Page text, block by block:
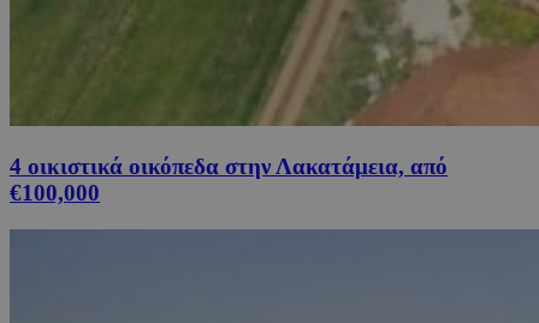
4 οικιστικά οικόπεδα στην Λακατάμεια, από
€100,000